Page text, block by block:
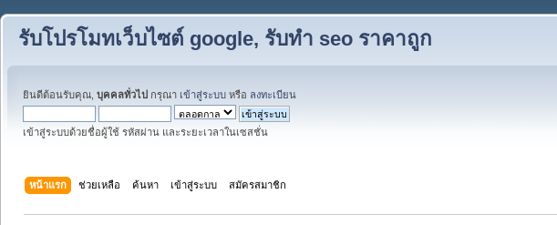
รับโปรโมทเว็บไซต์ google, รับทำ seo ราคาถูก
ยินดีต้อนรับคุณ, บุคคลทั่วไป กรุณา เข้าสู่ระบบ หรือ ลงทะเบียน
เข้าสู่ระบบด้วยชื่อผู้ใช้ รหัสผ่าน และระยะเวลาในเซสชั่น
หน้าแรก ช่วยเหลือ ค้นหา เข้าสู่ระบบ สมัครสมาชิก